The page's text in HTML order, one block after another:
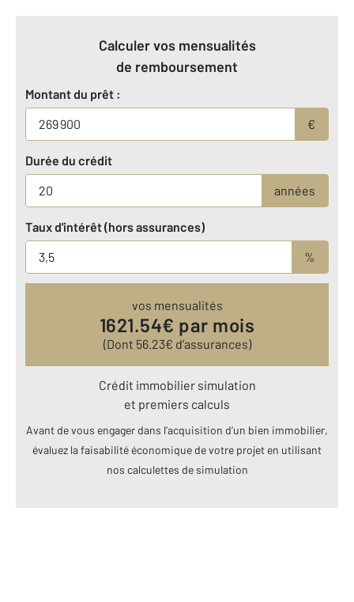
Calculer vos mensualités
de remboursement
Montant du prêt :
€
Durée du crédit
années
Taux d'intérêt (hors assurances)
%
vos mensualités
1621.54€ par mois
(Dont 56.23€ d’assurances)
Crédit immobilier simulation
et premiers calculs
Avant de vous engager dans l’acquisition d’un bien immobilier,
évaluez la faisabilité économique de votre projet en utilisant
nos calculettes de simulation